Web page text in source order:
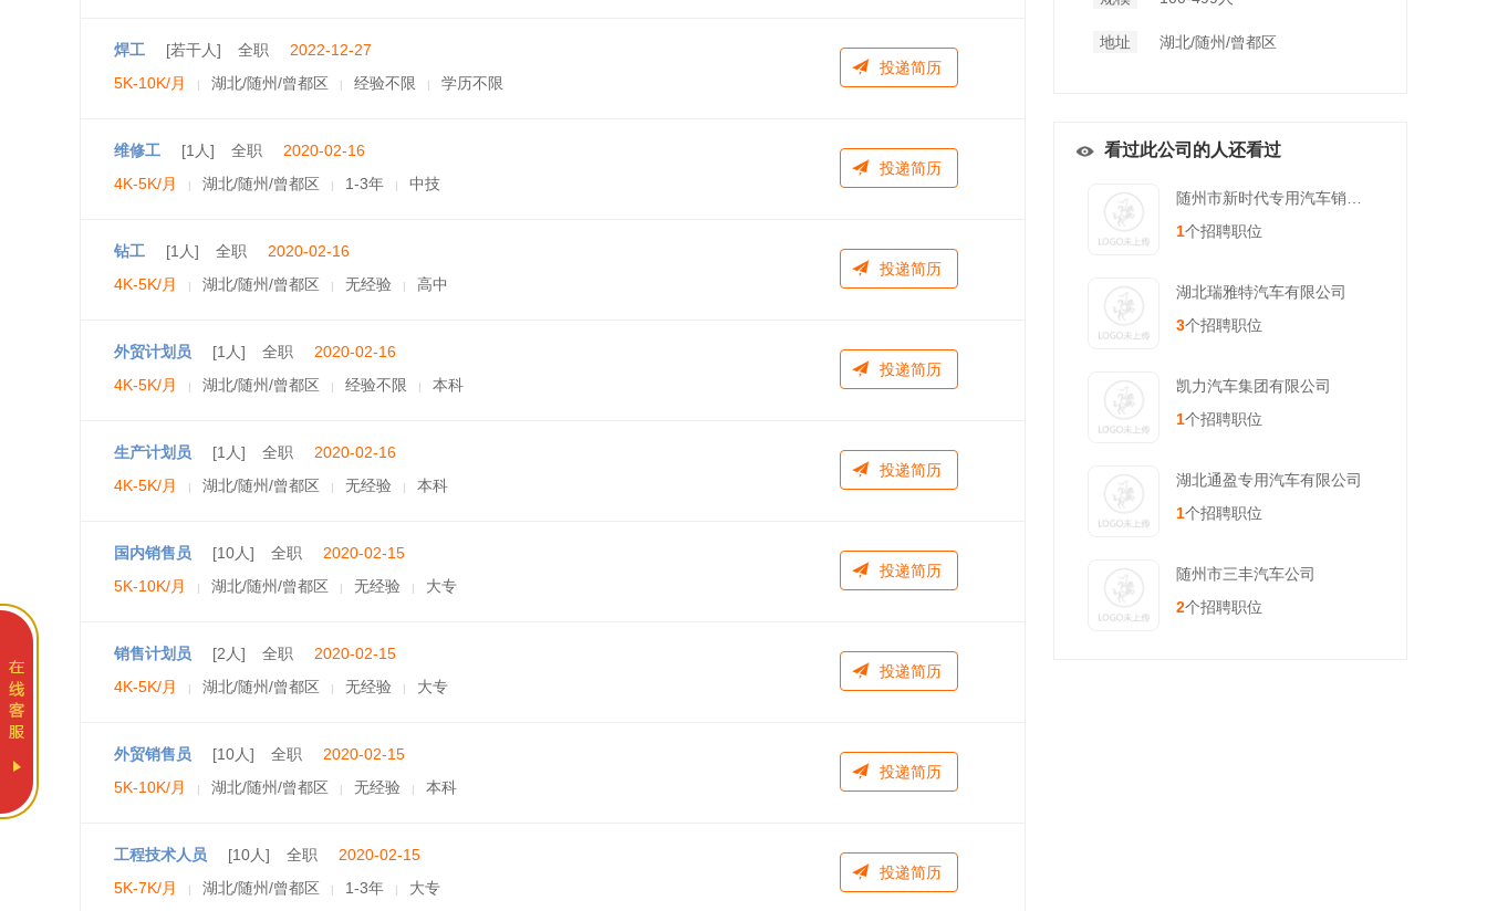
焊工 [若干人] 全职
2022-12-27
5K-10K/月
| 湖北/随州/曾都区 | 经验不限 | 学历不限
投递简历
维修工 [1人] 全职
2020-02-16
4K-5K/月
| 湖北/随州/曾都区 | 1-3年 | 中技
投递简历
钻工 [1人] 全职
2020-02-16
4K-5K/月
| 湖北/随州/曾都区 | 无经验 | 高中
投递简历
外贸计划员 [1人] 全职
2020-02-16
4K-5K/月
| 湖北/随州/曾都区 | 经验不限 | 本科
投递简历
生产计划员 [1人] 全职
2020-02-16
4K-5K/月
| 湖北/随州/曾都区 | 无经验 | 本科
投递简历
国内销售员 [10人] 全职
2020-02-15
5K-10K/月
| 湖北/随州/曾都区 | 无经验 | 大专
投递简历
销售计划员 [2人] 全职
2020-02-15
4K-5K/月
| 湖北/随州/曾都区 | 无经验 | 大专
投递简历
外贸销售员 [10人] 全职
2020-02-15
5K-10K/月
| 湖北/随州/曾都区 | 无经验 | 本科
投递简历
工程技术人员 [10人] 全职
2020-02-15
5K-7K/月
| 湖北/随州/曾都区 | 1-3年 | 大专
投递简历
地址 湖北/随州/曾都区
看过此公司的人还看过
1个招聘职位
湖北瑞雅特汽车有限公司
3个招聘职位
凯力汽车集团有限公司
1个招聘职位
湖北通盈专用汽车有限公司
1个招聘职位
随州市三丰汽车公司
2个招聘职位